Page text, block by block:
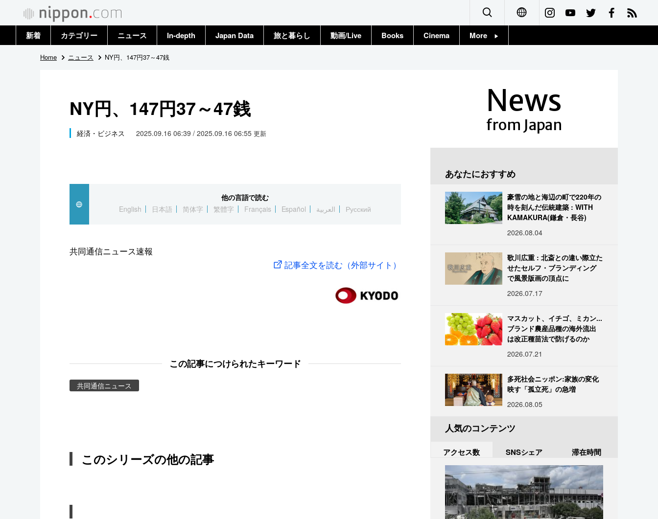
Français
新着 カテゴリー
政治・外交
国際
科学・技術
暮らし
ニュース
トップ
In-depth Japan Data 旅と暮らし 動画/Live Books Cinema More
Home ニュース NY円、147円37～47銭
NY円、147円37～47銭
経済・ビジネス 2025.09.16 06:39 / 2025.09.16 06:55 更新
他の言語で読む
English
日本語 简体字 繁體字 Français Español العربية Русский
共同通信ニュース速報
記事全文を読む（外部サイト）
この記事につけられたキーワード
共同通信ニュース
このシリーズの他の記事
News
from Japan
あなたにおすすめ
豪雪の地と海辺の町で220年の
時を刻んだ伝統建築 : WITH
KAMAKURA(鎌倉・長谷)
2026.08.04
歌川広重 : 北斎との違い際立た
せたセルフ・ブランディング
で風景版画の頂点に
2026.07.17
マスカット、イチゴ、ミカン...
ブランド農産品種の海外流出
は改正種苗法で防げるのか
2026.07.21
多死社会ニッポン:家族の変化
映す「孤立死」の急増
2026.08.05
人気のコンテンツ
アクセス数 SNSシェア 滞在時間